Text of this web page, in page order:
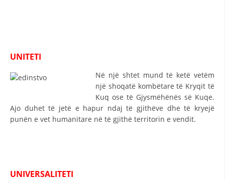
MENAXHIM ME VULLNETARË
KUSH JEMI NE
UNITETI
Në një shtet mund të ketë vetëm
një shoqatë kombëtare të Kryqit të
Kuq ose të Gjysmëhënës së Kuqe.
Ajo duhet të jetë e hapur ndaj të gjithëve dhe të kryejë
punën e vet humanitare në të gjithë territorin e vendit.
UNIVERSALITETI